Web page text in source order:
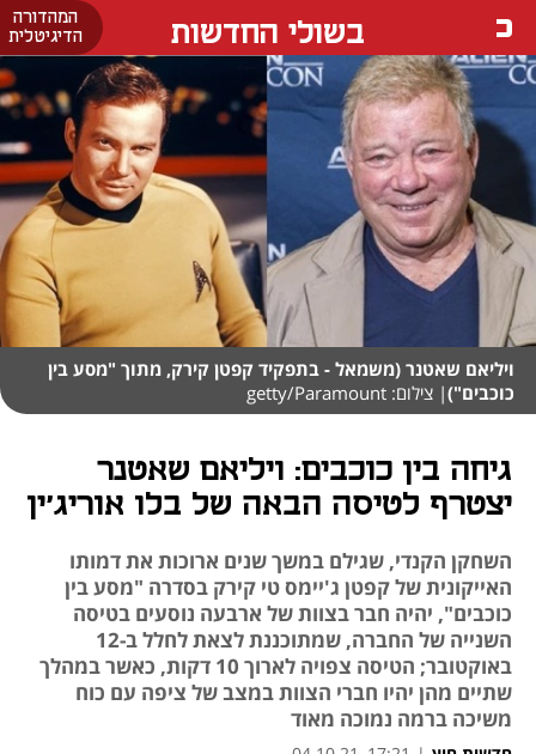
המהדורה
הדיגיטלית
בשולי החדשות
ויליאם שאטנר (משמאל - בתפקיד קפטן קירק, מתוך "מסע בין
כוכבים")| צילום: getty/Paramount
גיחה בין כוכבים: ויליאם שאטנר
יצטרף לטיסה הבאה של בלו אוריג'ין
השחקן הקנדי, שגילם במשך שנים ארוכות את דמותו
האייקונית של קפטן ג'יימס טי קירק בסדרה "מסע בין
כוכבים", יהיה חבר בצוות של ארבעה נוסעים בטיסה
השנייה של החברה, שמתוכננת לצאת לחלל ב-12
באוקטובר; הטיסה צפויה לארוך 10 דקות, כאשר במהלך
שתיים מהן יהיו חברי הצוות במצב של ציפה עם כוח
משיכה ברמה נמוכה מאוד